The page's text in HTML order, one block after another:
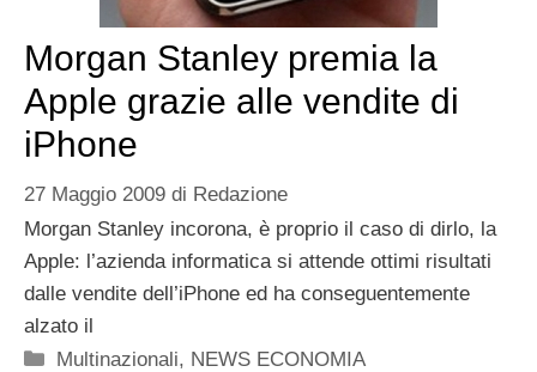
Morgan Stanley premia la
Apple grazie alle vendite di
iPhone
27 Maggio 2009 di Redazione
Morgan Stanley incorona, è proprio il caso di dirlo, la
Apple: l’azienda informatica si attende ottimi risultati
dalle vendite dell’iPhone ed ha conseguentemente
alzato il
Categorie
Multinazionali, NEWS ECONOMIA